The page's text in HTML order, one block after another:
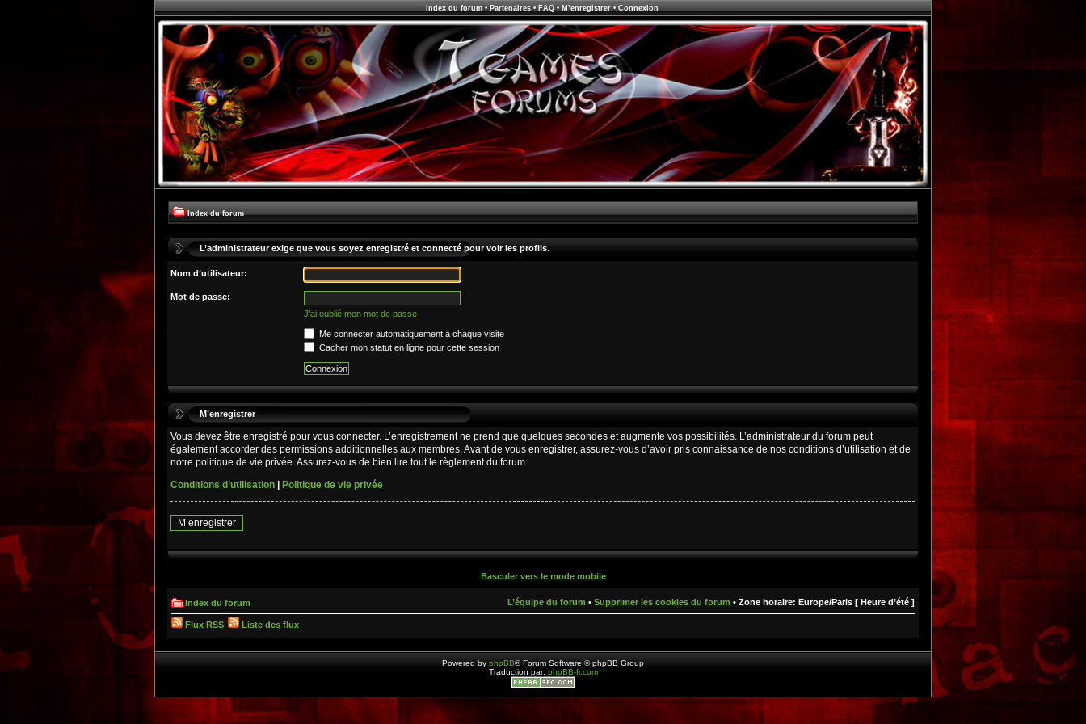
Index du forum• Partenaires• FAQ• M’enregistrer• Connexion
Index du forum
L’administrateur exige que vous soyez enregistré et connecté pour voir les profils.
Nom d’utilisateur:
Mot de passe:
J’ai oublié mon mot de passe
Me connecter automatiquement à chaque visite
Cacher mon statut en ligne pour cette session
M’enregistrer
Vous devez être enregistré pour vous connecter. L’enregistrement ne prend que quelques secondes et augmente vos possibilités. L’administrateur du forum peut
également accorder des permissions additionnelles aux membres. Avant de vous enregistrer, assurez-vous d’avoir pris connaissance de nos conditions d’utilisation et de
notre politique de vie privée. Assurez-vous de bien lire tout le règlement du forum.
Conditions d’utilisation
Politique de vie privée
M’enregistrer
Basculer vers le mode mobile
Index du forum L’équipe du forum • Supprimer les cookies du forum • Zone horaire: Europe/Paris [ Heure d’été ]
Flux RSS Liste des flux
Powered by phpBB® Forum Software © phpBB Group
Traduction par: phpBB-fr.com